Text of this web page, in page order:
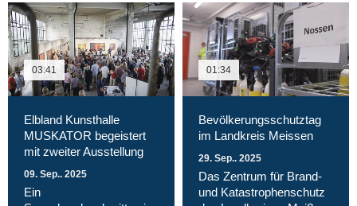
03:41
Elbland Kunsthalle
MUSKATOR begeistert
mit zweiter Ausstellung
09. Sep.. 2025
Ein
01:34
Bevölkerungsschutztag
im Landkreis Meissen
29. Sep.. 2025
Das Zentrum für Brand-
und Katastrophenschutz